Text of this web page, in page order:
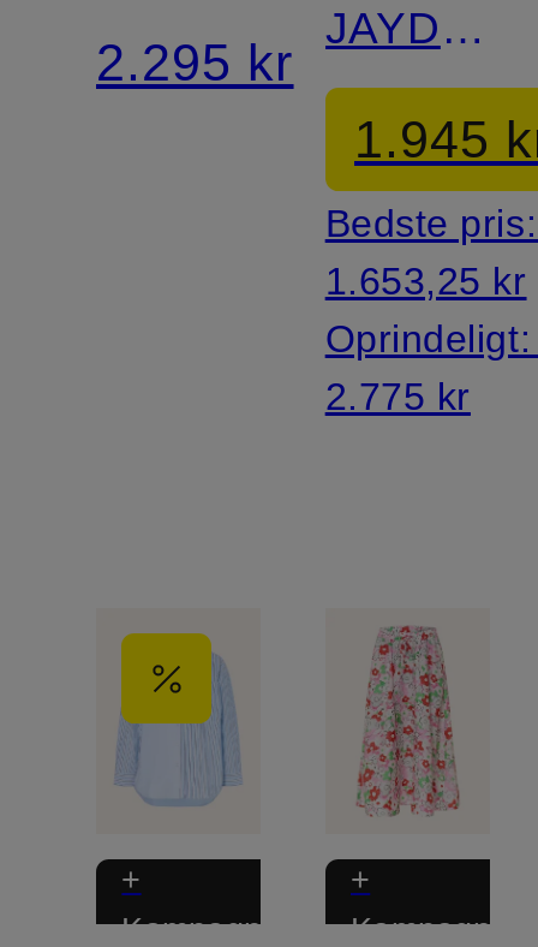
med
flæser
2.295 kr
JAYDEN
med
3/4-
ærmer
1.945
Bedste
1.653,25 kr
2.775 kr
+
Kampagnerabat
+